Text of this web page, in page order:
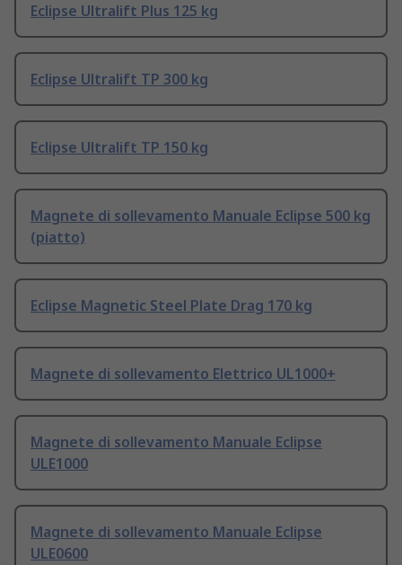
Eclipse Ultralift Plus 125 kg
Eclipse Ultralift TP 300 kg
Eclipse Ultralift TP 150 kg
Magnete di sollevamento Manuale Eclipse 500 kg
(piatto)
Eclipse Magnetic Steel Plate Drag 170 kg
Magnete di sollevamento Elettrico UL1000+
Magnete di sollevamento Manuale Eclipse
ULE1000
Magnete di sollevamento Manuale Eclipse
ULE0600